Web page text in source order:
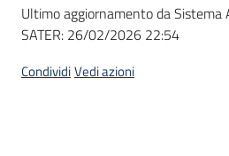
Ultimo aggiornamento da Sistema
SATER: 26/02/2026 22:54
CondividiVedi azioni